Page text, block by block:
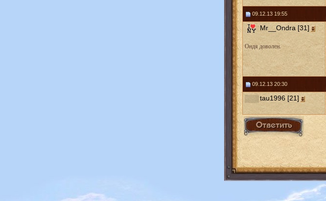
09.12.13 19:55
Mr__Ondra [31]
Ондя доволен.
09.12.13 20:30
tau1996 [21]